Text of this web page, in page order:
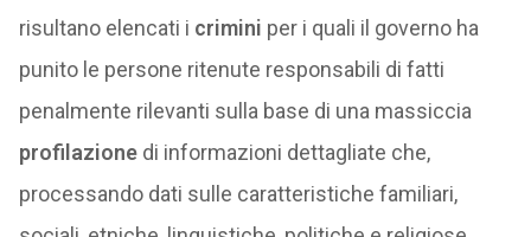
risultano elencati i crimini per i quali il governo ha
punito le persone ritenute responsabili di fatti
penalmente rilevanti sulla base di una massiccia
profilazionedi informazioni dettagliate che,
processando dati sulle caratteristiche familiari,